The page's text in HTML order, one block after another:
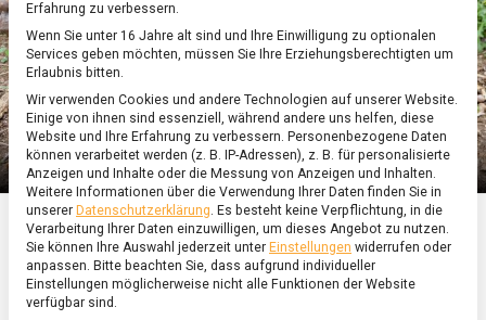
&
Ernährung
ERNÄHRUNG & GESUNDHEIT/FEATURED
Mehr als nur Schleimer
Erfahrung zu verbessern.
Wenn Sie unter 16 Jahre alt sind und Ihre Einwilligung zu optionalen
Services geben möchten, müssen Sie Ihre Erziehungsberechtigten um
Erlaubnis bitten.
Wir verwenden Cookies und andere Technologien auf unserer Website.
Einige von ihnen sind essenziell, während andere uns helfen, diese
Website und Ihre Erfahrung zu verbessern. Personenbezogene Daten
können verarbeitet werden (z. B. IP-Adressen), z. B. für personalisierte
Anzeigen und Inhalte oder die Messung von Anzeigen und Inhalten.
Weitere Informationen über die Verwendung Ihrer Daten finden Sie in
unserer Datenschutzerklärung. Es besteht keine Verpflichtung, in die
Verarbeitung Ihrer Daten einzuwilligen, um dieses Angebot zu nutzen.
Sie können Ihre Auswahl jederzeit unter Einstellungen widerrufen oder
anpassen. Bitte beachten Sie, dass aufgrund individueller
Einstellungen möglicherweise nicht alle Funktionen der Website
verfügbar sind.